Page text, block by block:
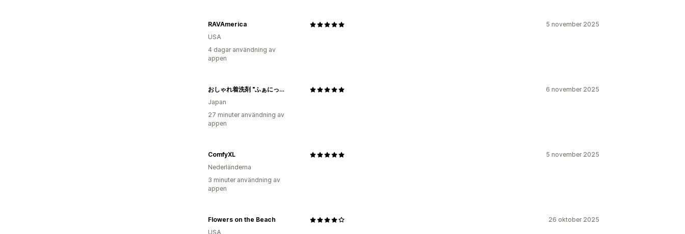
5 november 2025
RAVAmerica
USA
4 dagar användning av
appen
6 november 2025
おしゃれ着洗剤 "ふぁにっと”
Japan
27 minuter användning av
appen
5 november 2025
ComfyXL
Nederländerna
3 minuter användning av
appen
26 oktober 2025
Flowers on the Beach
USA